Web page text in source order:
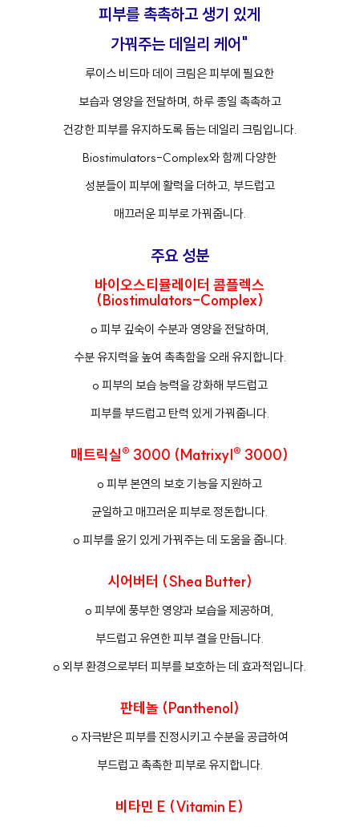
피부를 촉촉하고 생기 있게
가꿔주는 데일리 케어"
루이스 비드마 데이 크림은 피부에 필요한
보습과 영양을 전달하며, 하루 종일 촉촉하고
건강한 피부를 유지하도록 돕는 데일리 크림입니다.
Biostimulators-Complex와 함께 다양한
성분들이 피부에 활력을 더하고, 부드럽고
매끄러운 피부로 가꿔줍니다.
주요 성분
바이오스티뮬레이터 콤플렉스
(Biostimulators-Complex)
o 피부 깊숙이 수분과 영양을 전달하며,
수분 유지력을 높여 촉촉함을 오래 유지합니다.
o 피부의 보습 능력을 강화해 부드럽고
피부를 부드럽고 탄력 있게 가꿔줍니다.
매트릭실® 3000 (Matrixyl® 3000)
o 피부 본연의 보호 기능을 지원하고
균일하고 매끄러운 피부로 정돈합니다.
o 피부를 윤기 있게 가꿔주는 데 도움을 줍니다.
시어버터 (Shea Butter)
o 피부에 풍부한 영양과 보습을 제공하며,
부드럽고 유연한 피부 결을 만듭니다.
o 외부 환경으로부터 피부를 보호하는 데 효과적입니다.
판테놀 (Panthenol)
o 자극받은 피부를 진정시키고 수분을 공급하여
부드럽고 촉촉한 피부로 유지합니다.
비타민 E (Vitamin E)